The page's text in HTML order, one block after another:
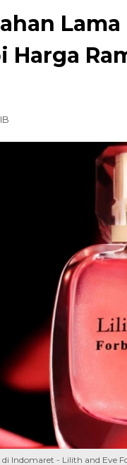
Harga
Indomaret - Lilith and Eve